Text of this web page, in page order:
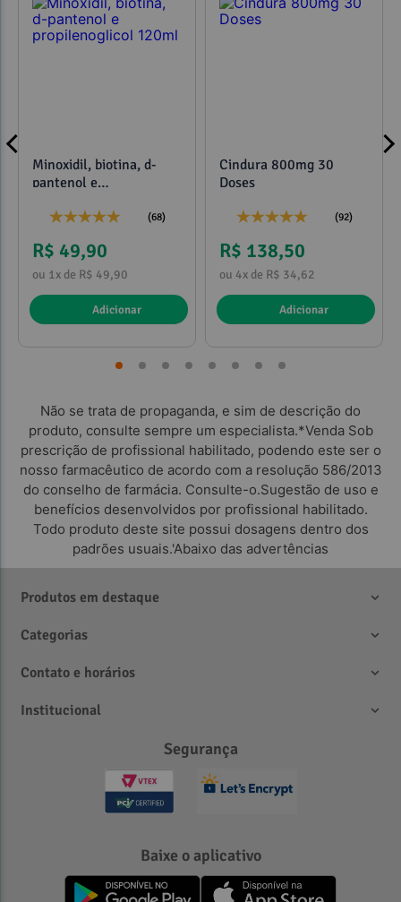
Minoxidil, biotina, d-
pantenol e
(68)
R$ 49,90
ou 1x de R$ 49,90
Adicionar
Cindura 800mg 30
Doses
(92)
R$ 138,50
ou 4x de R$ 34,62
Adicionar
Não se trata de propaganda, e sim de descrição do
produto, consulte sempre um especialista.*Venda Sob
prescrição de profissional habilitado, podendo este ser o
nosso farmacêutico de acordo com a resolução 586/2013
do conselho de farmácia. Consulte-o.Sugestão de uso e
benefícios desenvolvidos por profissional habilitado.
Todo produto deste site possui dosagens dentro dos
padrões usuais.'Abaixo das advertências
Produtos em destaque
Categorias
Contato e horários
Institucional
Segurança
Baixe o aplicativo